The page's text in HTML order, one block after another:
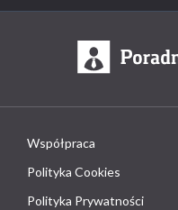
Współpraca
Polityka Cookies
Polityka Prywatności